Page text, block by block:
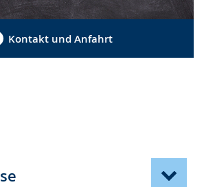
Kontakt und Anfahrt